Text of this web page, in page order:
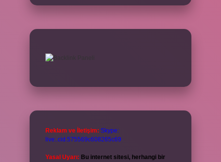
Reklam ve İletişim: Skype:
live:.cid.575569c608265c69
Yasal Uyarı: Bu internet sitesi, herhangi bir